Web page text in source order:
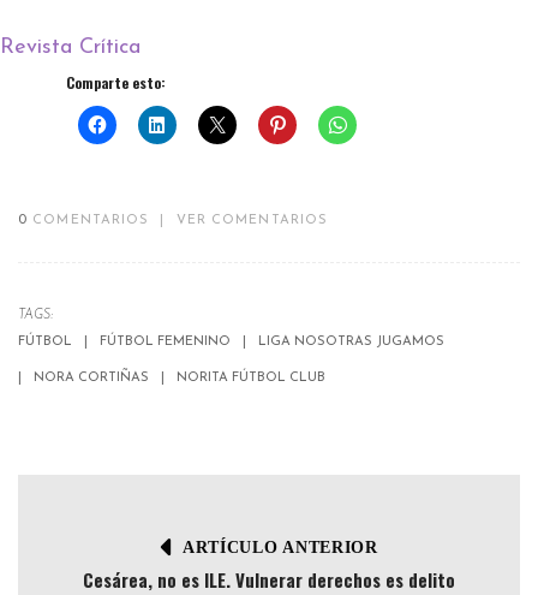
Revista Crítica
Comparte esto:
0 COMENTARIOS VER COMENTARIOS
TAGS:
FÚTBOL
FÚTBOL FEMENINO LIGA NOSOTRAS JUGAMOS
NORA CORTIÑAS NORITA FÚTBOL CLUB
ARTÍCULO ANTERIOR
Cesárea, no es ILE. Vulnerar derechos es delito